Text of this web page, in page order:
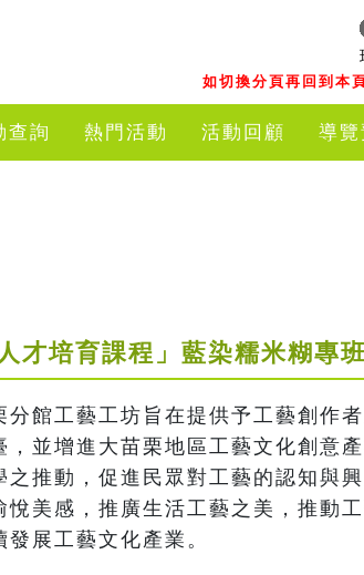
如切換分頁再回到本
查詢 熱門活動 活動回顧 導覽
才培育課程」藍染糯米糊專
分館工藝工坊旨在提供予工藝創作
，並增進大苗栗地區工藝文化創意
之推動，促進民眾對工藝的認知與
悅美感，推廣生活工藝之美，推動
發展工藝文化產業。